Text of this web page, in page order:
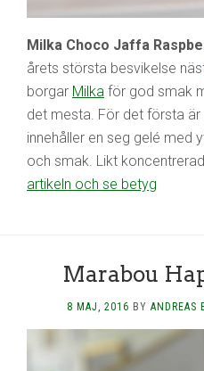
Milka Choco Jaffa
årets största besvikelse
borgar Milka för god smak
det mesta. För det första
innehåller en seg gelé med
och smak. Likt
artikeln och se betyg
Marabou
8 MAJ, 2016 BY ANDREAS